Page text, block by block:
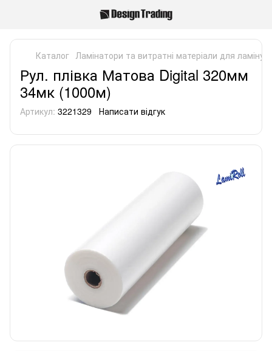
Каталог Ламінатори та витратні матеріали для
Рул. плівка Матова Digital 320мм
34мк (1000м)
Артикул: 3221329 Написати відгук